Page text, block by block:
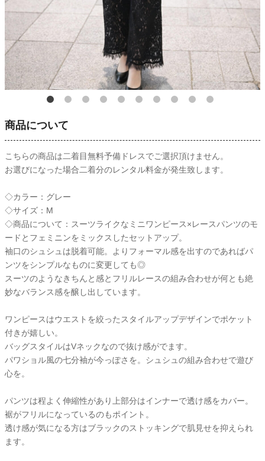
商品について
こちらの商品は二着目無料予備ドレスでご選択頂けません。
お選びになった場合二着分のレンタル料金が発生致します。
◇カラー：グレー
◇サイズ：M
◇商品について：スーツライクなミニワンピース×レースパンツのモ
ードとフェミニンをミックスしたセットアップ。
袖口のシュシュは脱着可能。よりフォーマル感を出すのであればパ
ンツをシンプルなものに変更しても◎
スーツのようなきちんと感とフリルレースの組み合わせが何とも絶
妙なバランス感を醸し出しています。
ワンピースはウエストを絞ったスタイルアップデザインでポケット
付きが嬉しい。
バッグスタイルはVネックなので抜け感がでます。
パワショル風の七分袖が今っぽさを。シュシュの組み合わせで遊び
心を。
パンツは程よく伸縮性があり上部分はインナーで透け感をカバー。
裾がフリルになっているのもポイント。
透け感が気になる方はブラックのストッキングで肌見せを抑えられ
ます。